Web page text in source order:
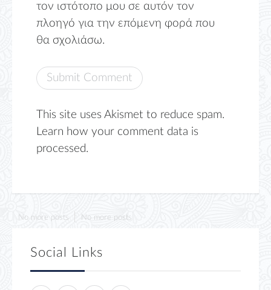
τον ιστότοπο μου σε αυτόν τον
πλοηγό για την επόμενη φορά που
θα σχολιάσω.
This site uses Akismet to reduce spam.
Learn how your comment data is
processed.
No more posts No more posts
Social Links